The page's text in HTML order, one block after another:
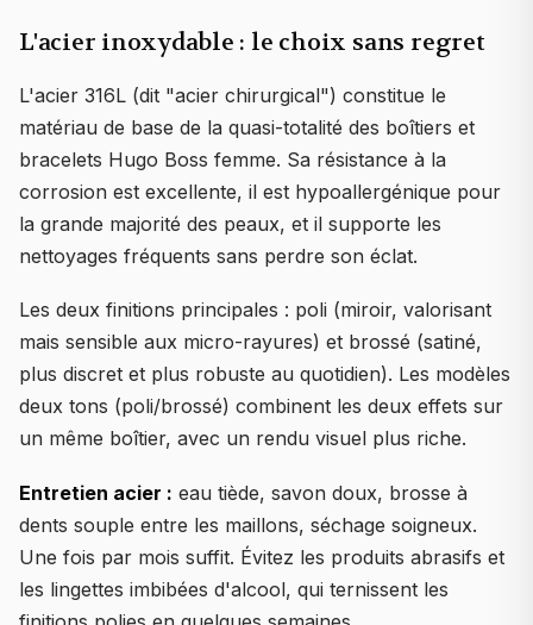
L'acier inoxydable : le choix sans regret
L'acier 316L (dit "acier chirurgical") constitue le
matériau de base de la quasi-totalité des boîtiers et
bracelets Hugo Boss femme. Sa résistance à la
corrosion est excellente, il est hypoallergénique pour
la grande majorité des peaux, et il supporte les
nettoyages fréquents sans perdre son éclat.
Les deux finitions principales : poli (miroir, valorisant
mais sensible aux micro-rayures) et brossé (satiné,
plus discret et plus robuste au quotidien). Les modèles
deux tons (poli/brossé) combinent les deux effets sur
un même boîtier, avec un rendu visuel plus riche.
Entretien acier : eau tiède, savon doux, brosse à
dents souple entre les maillons, séchage soigneux.
Une fois par mois suffit. Évitez les produits abrasifs et
les lingettes imbibées d'alcool, qui ternissent les